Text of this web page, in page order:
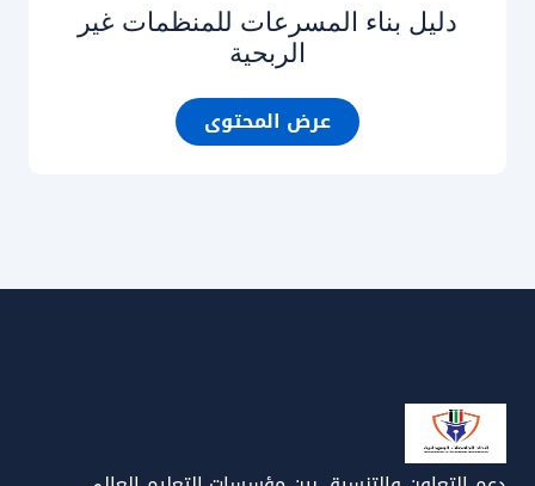
دليل بناء المسرعات للمنظمات غير
الربحية
عرض المحتوى